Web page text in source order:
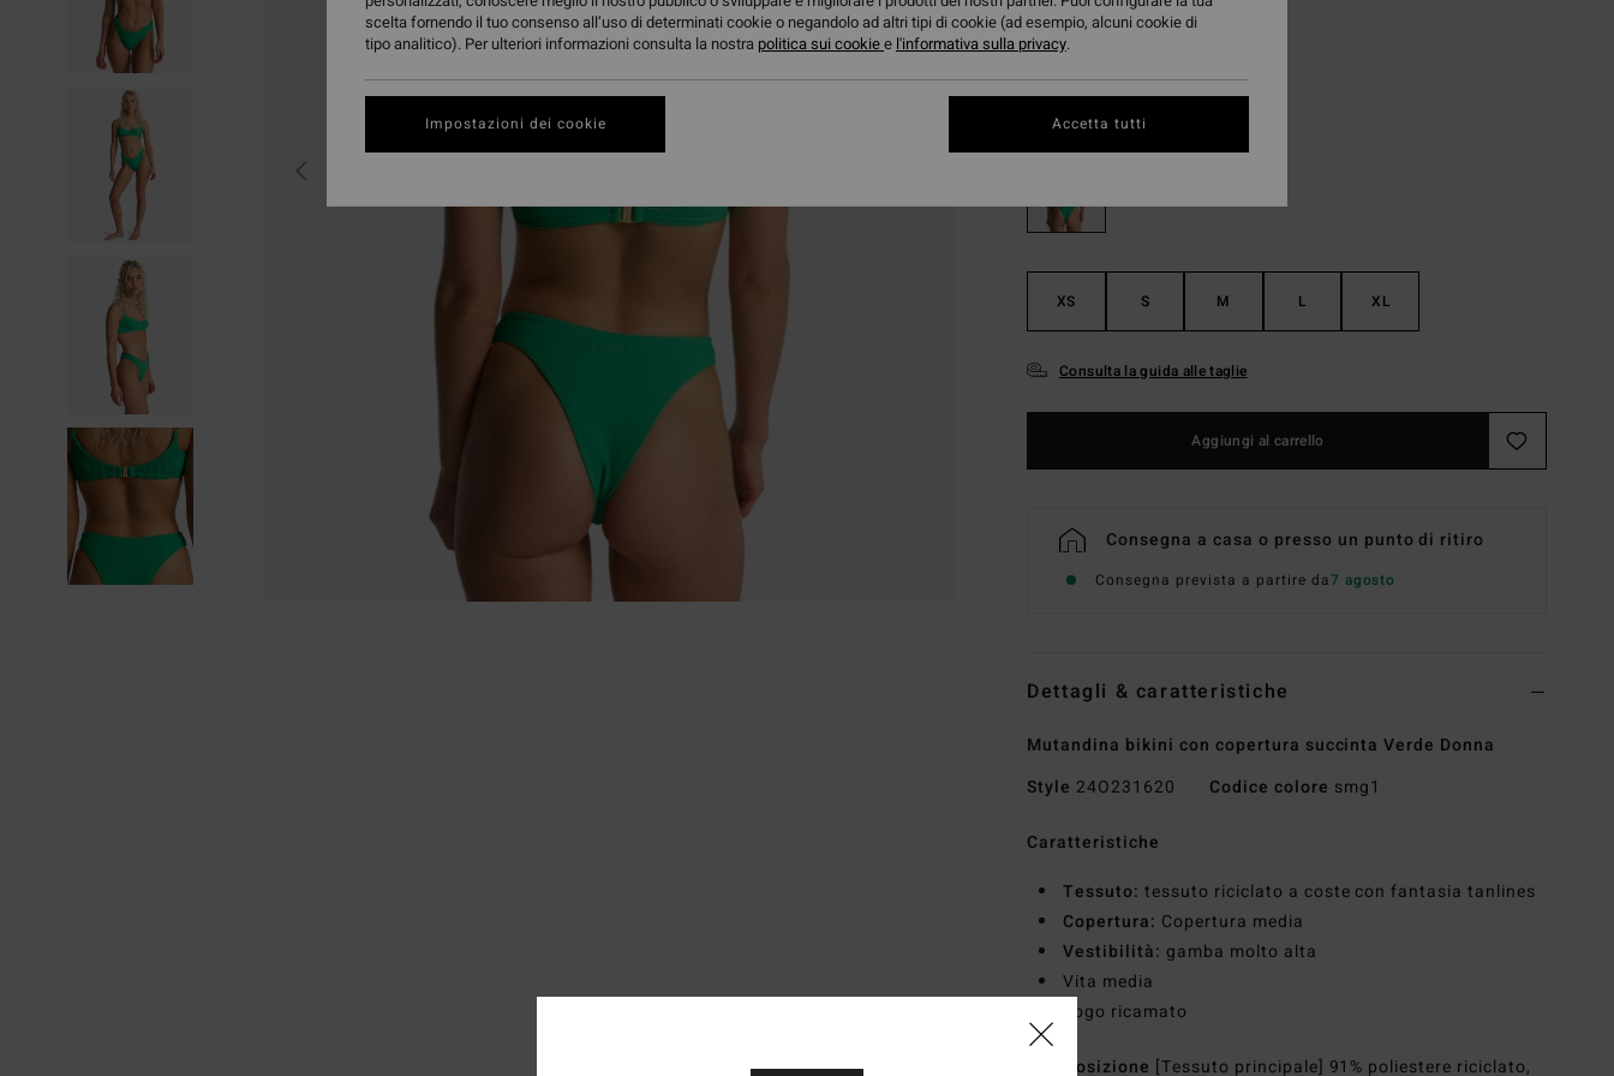
OFFERTE
ColoriSummer Green
XS S M L XL
Consulta la guida alle taglie
Aggiungi al carrello
Consegna a casa o presso un punto di ritiro
Consegna prevista a partire da7 agosto
Dettagli & caratteristiche
Mutandina bikini con copertura succinta Verde Donna
Style 24O231620 Codice colore smg1
Caratteristiche
Tessuto:tessuto riciclato a coste con fantasia tanlines
Copertura: Copertura media
Vestibilità: gamba molto alta
Vita media
Logo ricamato
Composizione [Tessuto principale] 91% poliestere riciclato,
scelta fornendo il tuo consenso all’uso di determinati cookie o negandolo ad altri tipi di cookie (ad esempio, alcuni cookie di
tipo analitico). Per ulteriori informazioni consulta la nostra politica sui cookiee l'informativa sulla privacy.
Impostazioni dei cookie Accetta tutti